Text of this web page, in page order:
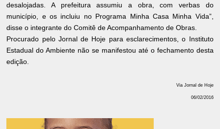
desalojadas. A prefeitura assumiu a obra, com verbas do
município, e os incluiu no Programa Minha Casa Minha Vida”,
disse o integrante do Comitê de Acompanhamento de Obras.
Procurado pelo Jornal de Hoje para esclarecimentos, o Instituto
Estadual do Ambiente não se manifestou até o fechamento desta
edição.
Via Jornal de Hoje
06/02/2016